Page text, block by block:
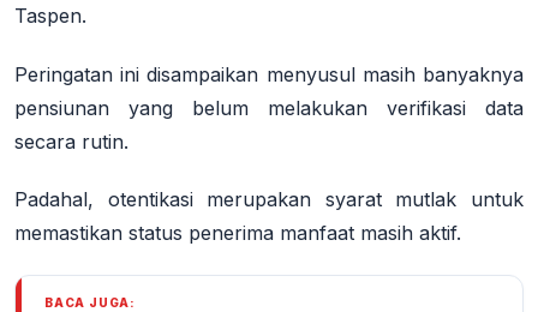
Taspen.
Peringatan ini disampaikan menyusul masih banyaknya
pensiunan yang belum melakukan verifikasi data
secara rutin.
Padahal, otentikasi merupakan syarat mutlak untuk
memastikan status penerima manfaat masih aktif.
BACA JUGA: